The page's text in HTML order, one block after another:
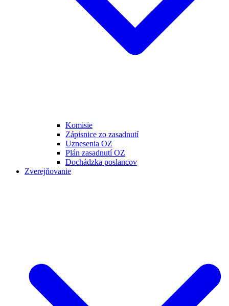
Komisie
Zápisnice zo zasadnutí
Uznesenia OZ
Plán zasadnutí OZ
Dochádzka poslancov
Zverejňovanie